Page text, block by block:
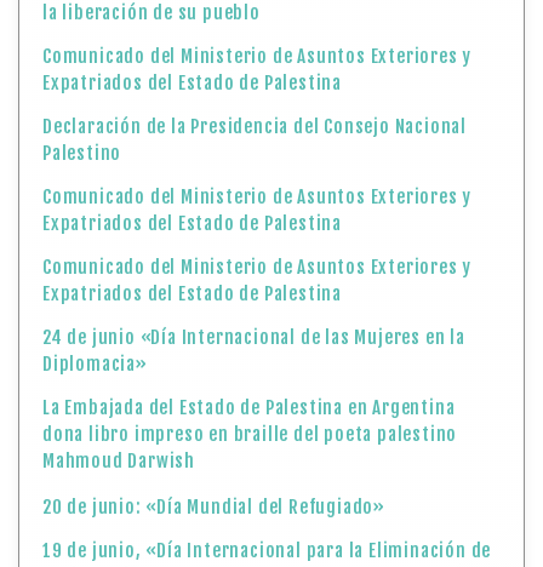
la liberación de su pueblo
Comunicado del Ministerio de Asuntos Exteriores y
Expatriados del Estado de Palestina
Declaración de la Presidencia del Consejo Nacional
Palestino
Comunicado del Ministerio de Asuntos Exteriores y
Expatriados del Estado de Palestina
Comunicado del Ministerio de Asuntos Exteriores y
Expatriados del Estado de Palestina
24 de junio «Día Internacional de las Mujeres en la
Diplomacia»
La Embajada del Estado de Palestina en Argentina
dona libro impreso en braille del poeta palestino
Mahmoud Darwish
20 de junio: «Día Mundial del Refugiado»
19 de junio, «Día Internacional para la Eliminación de